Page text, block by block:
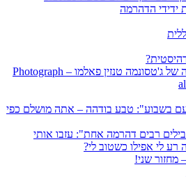
ידידי הדהרמה
אלבום תמונות מביקורה של ג'טסונמה טנזין פאלמו – Photograph
בשבוע": טבע בודהה – אתה מושלם כפי
רבים דהרמה אחת": עזבו אותי
לי אפילו כשטוב לי?
מחזור שני!